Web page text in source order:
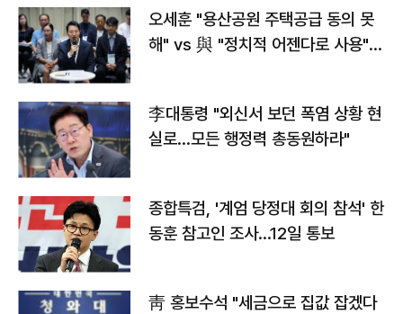
오세훈 "용산공원 주택공급 동의 못
해" vs 與 "정치적 어젠다로 사용"
李대통령 "외신서 보던 폭염 상황 현
실로…모든 행정력 총동원하라"
종합특검, '계엄 당정대 회의 참석' 한
동훈 참고인 조사...12일 통보
靑 홍보수석 "세금으로 집값 잡겠다